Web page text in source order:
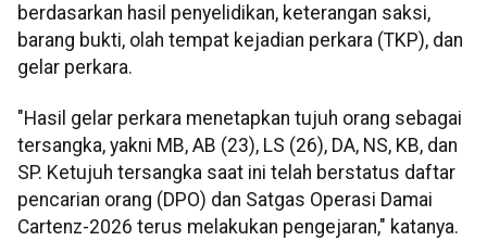
berdasarkan hasil penyelidikan, keterangan saksi,
barang bukti, olah tempat kejadian perkara (TKP), dan
gelar perkara.
"Hasil gelar perkara menetapkan tujuh orang sebagai
tersangka, yakni MB, AB (23), LS (26), DA, NS, KB, dan
SP. Ketujuh tersangka saat ini telah berstatus daftar
pencarian orang (DPO) dan Satgas Operasi Damai
Cartenz-2026 terus melakukan pengejaran," katanya.